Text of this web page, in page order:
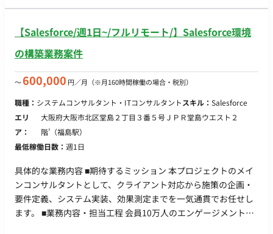
中国人エンジニア中心の開発チームへのブリッジ業務 ・要件定
ル）の管理 【担当工程：要件定義・設計・実装・テスト・保守
運用】 ■働き方 ・稼働量：週5日以上 ・リモート稼働：一部リ
【Salesforce/週1日~/フルリモート/】Salesforce環境
の構築業務案件
〜600,000 円／月 （※月160時間稼働の場合・税別）
職種： システムコンサルタント・ITコンサルタントスキル： Salesforce
エリ
ア：
大阪府大阪市北区堂島２丁目３番５号ＪＰＲ堂島ウエスト２
階’（福島駅）
最低稼働日数： 週1日
具体的な業務内容 ■期待するミッション 本プロジェクトのメイ
ンコンサルタントとして、クライアント対応から施策の企画・
要件定義、システム実装、効果測定までを一気通貫でお任せし
ます。 ■業務内容・担当工程 会員10万人のエンゲージメント状